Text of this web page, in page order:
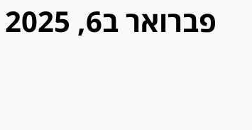
פברואר ב6, 2025